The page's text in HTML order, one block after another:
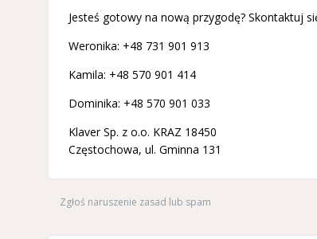
Jesteś gotowy na nową przygodę? Skontaktuj
Weronika: +48 731 901 913
Kamila: +48 570 901 414
Dominika: +48 570 901 033
Klaver Sp. z o.o. KRAZ 18450
Częstochowa, ul. Gminna 131
Zgłoś naruszenie zasad lub spam